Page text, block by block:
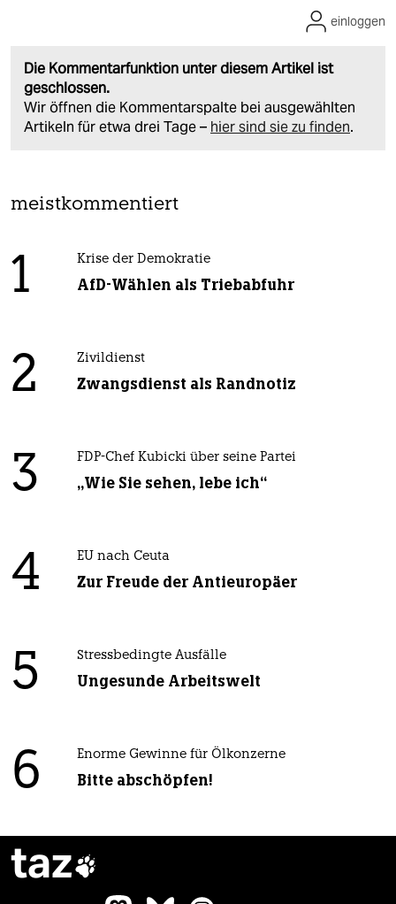
Die Kommentarfunktion unter diesem Artikel ist
geschlossen.
Wir öffnen die Kommentarspalte bei ausgewählten
Artikeln für etwa drei Tage – hier sind sie zu finden.
einloggen
meistkommentiert
1 Krise der Demokratie
AfD-Wählen als Triebabfuhr
2 Zivildienst
Zwangsdienst als Randnotiz
3 FDP-Chef Kubicki über seine Partei
„Wie Sie sehen, lebe ich“
4 EU nach Ceuta
Zur Freude der Antieuropäer
5 Stressbedingte Ausfälle
Ungesunde Arbeitswelt
6 Enorme Gewinne für Ölkonzerne
Bitte abschöpfen!
taz